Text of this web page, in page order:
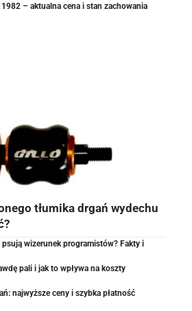
1982 – aktualna cena i stan zachowania
tłumika drgań wydechu
wizerunek programistów? Fakty i
pali i jak to wpływa na koszty
najwyższe ceny i szybka płatność